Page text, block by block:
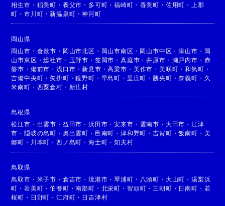
相生市 ・ 稲美町 ・ 養父市 ・ 多可町 ・福崎町 ・ 香美町 ・ 佐用町 ・
上郡
町 ・市川町 ・新温泉町 ・神河町
岡山県
岡山市 ・ 倉敷市 ・ 岡山市北区 ・ 岡山市南区 ・ 岡山市中区 ・津山市 ・ 岡
山市東区 ・総社市 ・ 玉野市 ・ 笠岡市 ・真庭市 ・井原市 ・ 瀬戸内市 ・ 赤
磐市 ・ 備前市 ・浅口市 ・新見市 ・高梁市 ・ 美作市 ・ 美咲町 ・和気町 ・
吉備中央町 ・矢掛町 ・鏡野町 ・ 早島町 ・ 里庄町 ・ 勝央町 ・奈義町 ・ 久
米南町 ・ 西粟倉村 ・ 新庄村
島根県
松江市 ・ 出雲市 ・ 益田市 ・浜田市 ・安来市 ・ 雲南市 ・ 大田市 ・ 江津
市 ・隠岐の島町 ・ 奥出雲町 ・ 邑南町 ・津和野町 ・吉賀町 ・飯南町 ・ 美
郷町 ・ 川本町 ・西ノ島町 ・海士町 ・知夫村
鳥取県
鳥取市 ・ 米子市 ・ 倉吉市 ・境港市 ・琴浦町 ・ 八頭町 ・ 大山町 ・ 湯梨浜
町 ・岩美町 ・伯耆町 ・南部町 ・ 北栄町 ・ 智頭町 ・ 三朝町 ・ 日南町 ・ 若
桜町 ・ 日野町 ・江府町 ・ 日吉津村